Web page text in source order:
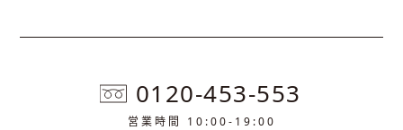
0120-453-553
営業時間 10:00-19:00